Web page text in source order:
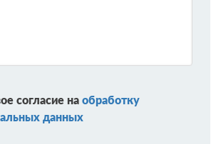
согласие на обработку
данных